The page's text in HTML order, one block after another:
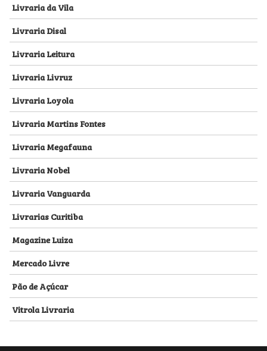
Livraria da Vila
Livraria Disal
Livraria Leitura
Livraria Livruz
Livraria Loyola
Livraria Martins Fontes
Livraria Megafauna
Livraria Nobel
Livraria Vanguarda
Livrarias Curitiba
Magazine Luiza
Mercado Livre
Pão de Açúcar
Vitrola Livraria